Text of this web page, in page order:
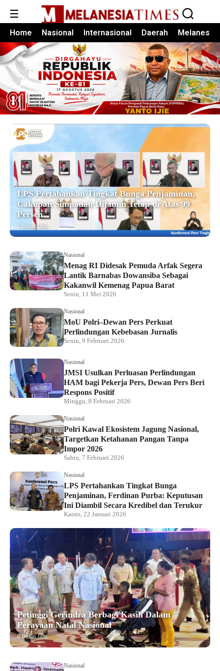
☰
Home Nasional Internasional Daerah Melanesia
LPS Pertahankan Tingkat Bunga Penjaminan,
Cakupan Simpanan Dijamin Tetap di Atas 99
Persen
1 bulan lalu
Nasional
Menag RI Didesak Pemuda Arfak Segera
Lantik Barnabas Dowansiba Sebagai
Kakanwil Kemenag Papua Barat
Senin, 11 Mei 2026
Nasional
MoU Polri–Dewan Pers Perkuat
Perlindungan Kebebasan Jurnalis
Senin, 9 Februari 2026
Nasional
JMSI Usulkan Perluasan Perlindungan
HAM bagi Pekerja Pers, Dewan Pers Beri
Respons Positif
Minggu, 8 Februari 2026
Nasional
Polri Kawal Ekosistem Jagung Nasional,
Targetkan Ketahanan Pangan Tanpa
Impor 2026
Sabtu, 7 Februari 2026
Nasional
LPS Pertahankan Tingkat Bunga
Penjaminan, Ferdinan Purba: Keputusan
Ini Diambil Secara Kredibel dan Terukur
Kamis, 22 Januari 2026
Petinggi Gerindra Berbagi Kasih Dalam
Perayaan Natal Nasional
6 bulan lalu
Nasional